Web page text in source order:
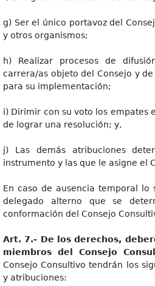
g) Ser el único portavoz del
y otros organismos;
h) Realizar procesos de
carrera/as objeto del Consejo y
para su implementación;
i) Dirimir con su voto los empates
de lograr una resolución; y,
j) Las demás atribuciones
instrumento y las que le asigne el
En caso de ausencia temporal lo
delegado alterno que se
conformación del Consejo
Art. 7.- De los derechos,
miembros del Consejo
Consejo Consultivo tendrán los
y atribuciones: